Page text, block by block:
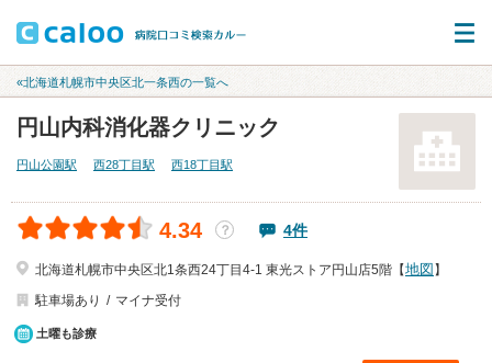
«北海道札幌市中央区北一条西の一覧へ
円山内科消化器クリニック
円山公園駅 西28丁目駅 西18丁目駅
4.34 ？ 4件
北海道札幌市中央区北1条西24丁目4-1 東光ストア円山店5階【地図 】
駐車場あり
マイナ受付
土曜も診療